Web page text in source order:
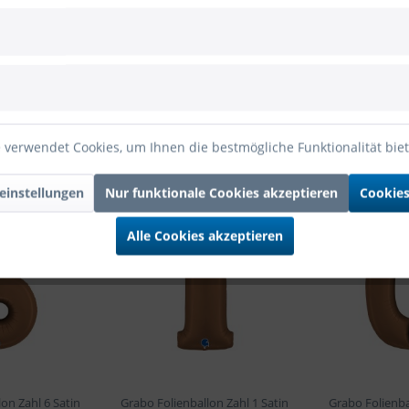
Zahl 9 Satin Chocolate 100cm/40""
Zahl 6 Satin
Grabo Folienballon Zahl 1 Satin
Grabo
verwendet Cookies, um Ihnen die bestmögliche Funktionalität
Nur funktionale Cookies akzeptieren
Alle Cookies akzeptieren